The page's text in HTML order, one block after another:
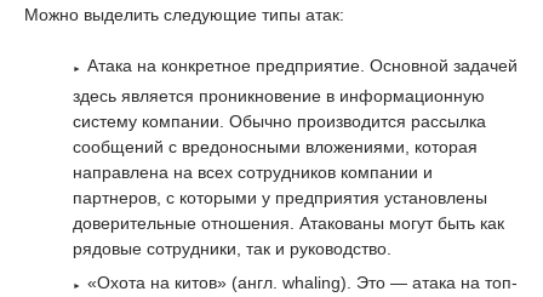
Можно выделить следующие типы атак:
Атака на конкретное предприятие. Основной задачей
здесь является проникновение в информационную
систему компании. Обычно производится рассылка
сообщений с вредоносными вложениями, которая
направлена на всех сотрудников компании и
партнеров, с которыми у предприятия установлены
доверительные отношения. Атакованы могут быть как
рядовые сотрудники, так и руководство.
«Охота на китов» (англ. whaling). Это — атака на топ-